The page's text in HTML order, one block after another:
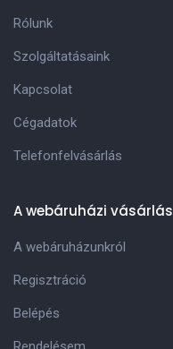
Rólunk
Szolgáltatásaink
Kapcsolat
Cégadatok
Telefonfelvásárlás
A webáruházi vásárlás
A webáruházunkról
Regisztráció
Belépés